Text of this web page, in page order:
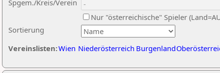
Sortierung
Spgem./Kreis/Verein
Nur "österreichische" Spieler
Vereinslisten:Wien Niederösterreich Burgenland